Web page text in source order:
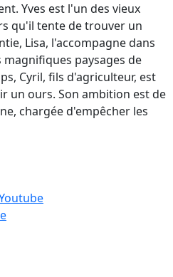
Yves est l'un des vieux
qu'il tente de trouver un
Lisa, l'accompagne dans
paysages de
Cyril, fils d'agriculteur, est
un ours. Son ambition est de
chargée d'empêcher les